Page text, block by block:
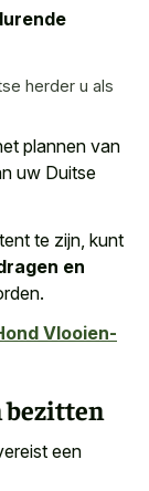
herder u als
plannen van
uw Duitse
te zijn, kunt
en
Vlooien-
bezitten
een